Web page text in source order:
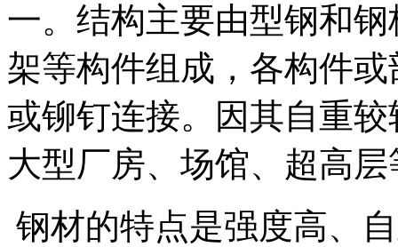
一。结构主要由型钢和
架等构件组成，各构件
或铆钉连接。因其自重
大型厂房、场馆、超高
钢材的特点是强度高、